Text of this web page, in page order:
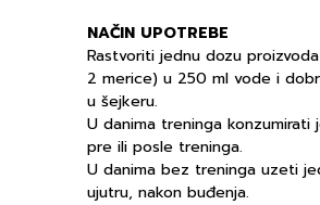
NAČIN UPOTREBE
Rastvoriti jednu dozu
2 merice) u 250 ml vode i
u šejkeru.
U danima treninga konzumirati
pre ili posle treninga.
U danima bez treninga uzeti
ujutru, nakon buđenja.